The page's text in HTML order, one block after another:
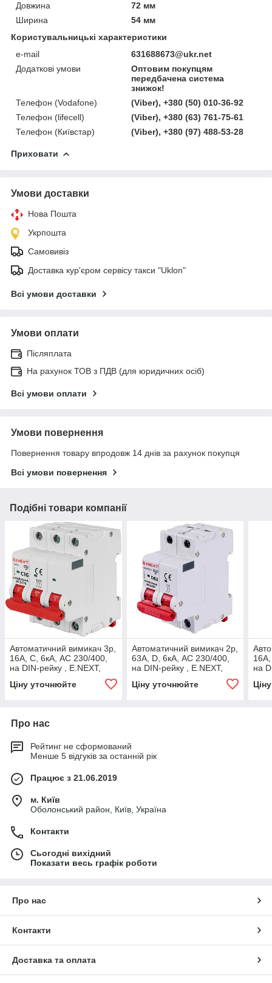
Довжина
72 мм
Ширина
54 мм
Користувальницькі характеристики
e-mail
631688673@ukr.net
Додаткові умови
Оптовим покупцям
передбачена система
знижок!
Телефон (Vodafone)
(Viber), +380 (50) 010-36-92
Телефон (lifecell)
(Viber), +380 (63) 761-75-61
Телефон (Київстар)
(Viber), +380 (97) 488-53-28
Приховати
Умови доставки
Нова Пошта
Укрпошта
Самовивіз
Доставка кур'єром сервісу такси "Uklon"
Всі умови доставки
Умови оплати
Післяплата
На рахунок ТОВ з ПДВ (для юридичних осіб)
Всі умови оплати
Умови повернення
Повернення товару впродовж 14 днів за рахунок покупця
Всі умови повернення
Подібні товари компанії
Автоматичний вимикач 3р,
16А, C, 6кА, AC 230/400,
на DIN-рейку , E.NEXT,
Ціну уточнюйте
Автоматичний вимикач 2р,
63А, D, 6кА, AC 230/400,
на DIN-рейку , E.NEXT,
Ціну уточнюйте
на
Про нас
Рейтинг не сформований
Менше 5 відгуків за останній рік
Працює з 21.06.2019
м. Київ
Оболонський район, Київ, Україна
Контакти
Сьогодні вихідний
Показати весь графік роботи
Про нас
Контакти
Доставка та оплата